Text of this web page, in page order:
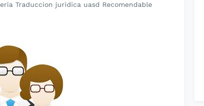
Traduccion juridica uasd Recomendable